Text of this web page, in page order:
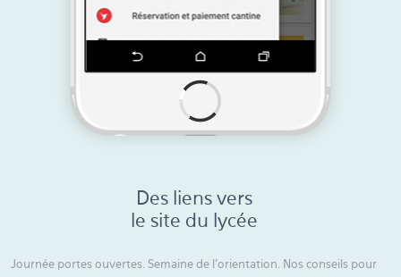
Des liens vers
le site du lycée
Journée portes ouvertes. Semaine de l’orientation. Nos conseils pour